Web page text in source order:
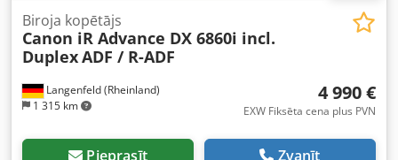
Langenfeld (Rheinland)
1 315 km
Biroja kopētājs
Canon iR Advance DX 6860i incl.
DuplexADF / R-ADF
4 990 €
EXW Fiksēta cena plus PVN
Pieprasīt Zvanīt